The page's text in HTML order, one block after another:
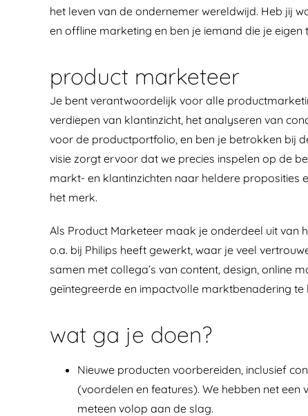
het leven van de ondernemer wereldwijd. Heb jij
en offline marketing en ben je iemand die je eigen
product marketeer
Je bent verantwoordelijk voor alle
verdiepen van klantinzicht, het analyseren van
voor de productportfolio, en ben je betrokken bij
visie zorgt ervoor dat we precies inspelen op de
markt- en klantinzichten naar heldere proposities
het merk.
Als Product Marketeer maak je onderdeel uit van
o.a. bij Philips heeft gewerkt, waar je veel
samen met collega’s van content, design, online
geïntegreerde en impactvolle marktbenadering te
wat ga je doen?
Nieuwe producten voorbereiden, inclusief
(voordelen en features). We hebben net
meteen volop aan de slag.